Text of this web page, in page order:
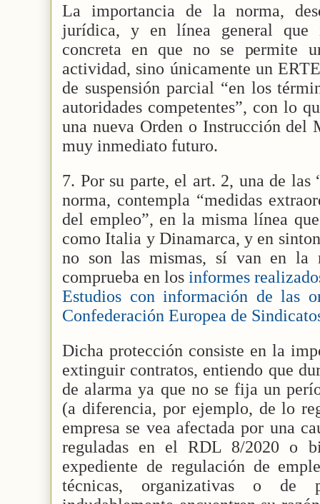
La importancia de la norma,
jurídica, y en línea general que
concreta en que no se permite
actividad, sino únicamente un
de suspensión parcial “en los
autoridades competentes”, con lo
una nueva Orden o Instrucción del
muy inmediato futuro.
7. Por su parte, el art. 2, una de las
norma, contempla “medidas
del empleo”, en la misma línea
como Italia y Dinamarca, y en
no son las mismas, sí van en la
comprueba en los informes
Estudios con información de las
Confederación Europea de
Dicha protección consiste en la
extinguir contratos, entiendo que
de alarma ya que no se fija un
(a diferencia, por ejemplo, de lo
empresa se vea afectada por una
reguladas en el RDL 8/2020 o
expediente de regulación de
técnicas, organizativas o de